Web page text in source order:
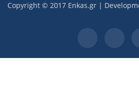
Copyright © 2017 Εnkas.gr |